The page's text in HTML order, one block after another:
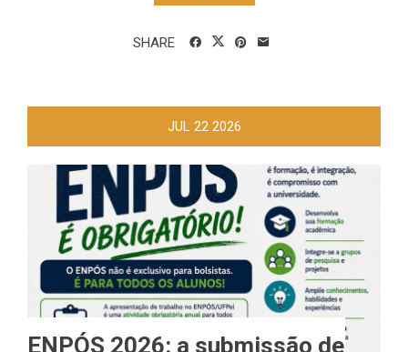
SHARE
JUL 22 2026
ENPÓS 2026: a submissão de